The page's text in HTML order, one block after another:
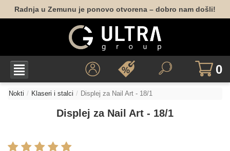
Radnja u Zemunu je ponovo otvorena – dobro nam došli!
0
Nokti Klaseri i stalci Displej za Nail Art - 18/1
Displej za Nail Art - 18/1